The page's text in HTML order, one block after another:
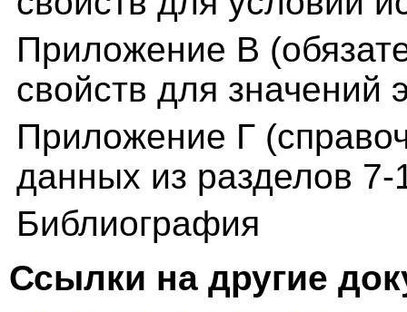
Приложение В
свойств для значений
Приложение Г
данных из разделов 7-
Библиография
Ссылки на другие